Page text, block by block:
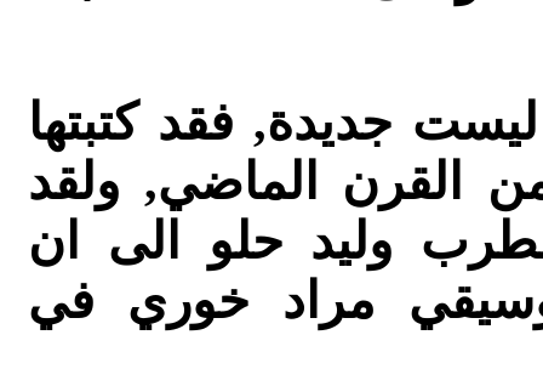
جديدة, فقد كتبتها
من القرن الماضي, ولقد
وليد حلو الى ان
مراد خوري في